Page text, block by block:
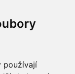
používají